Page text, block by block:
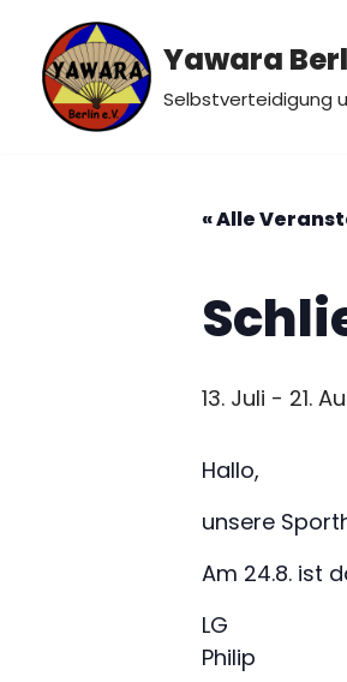
Zum
Inhalt
springen
Yawara
Selbstverteidigung
« Alle
13. Juli - 21.
Hallo,
unsere
Am 24.8. ist
LG
Philip